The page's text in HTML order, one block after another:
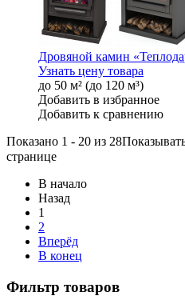
Дровяной камин
Узнать цену товара
до 50 м² (до 120 м³)
Добавить в избранное
Добавить к сравнению
Показано 1 - 20 из 28
странице
В начало
Назад
1
2
Вперёд
В конец
Фильтр товаров